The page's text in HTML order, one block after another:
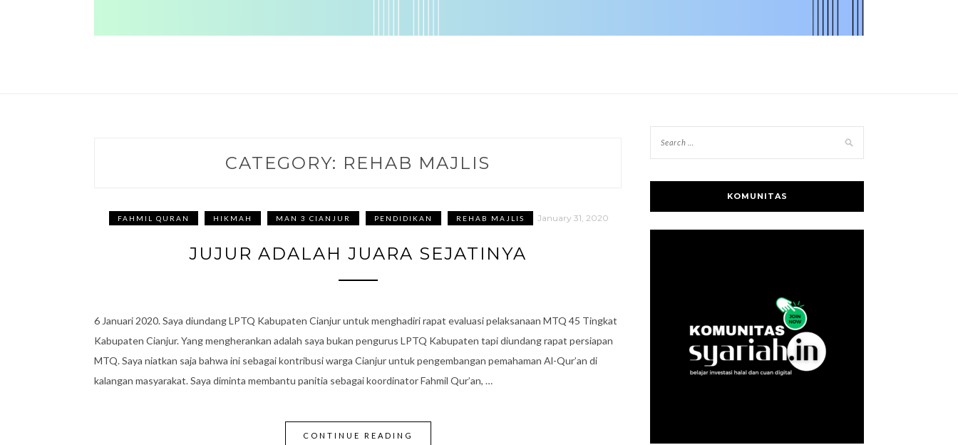
CATEGORY: REHAB MAJLIS
FAHMIL QURAN HIKMAH MAN 3 CIANJUR PENDIDIKAN REHAB MAJLIS January 31, 2020
JUJUR ADALAH JUARA SEJATINYA
6 Januari 2020. Saya diundang LPTQ Kabupaten Cianjur untuk menghadiri rapat evaluasi pelaksanaan MTQ 45 Tingkat
Kabupaten Cianjur. Yang mengherankan adalah saya bukan pengurus LPTQ Kabupaten tapi diundang rapat persiapan
MTQ. Saya niatkan saja bahwa ini sebagai kontribusi warga Cianjur untuk pengembangan pemahaman Al-Qur’an di
kalangan masyarakat. Saya diminta membantu panitia sebagai koordinator Fahmil Qur’an, …
CONTINUE READING
KOMUNITAS